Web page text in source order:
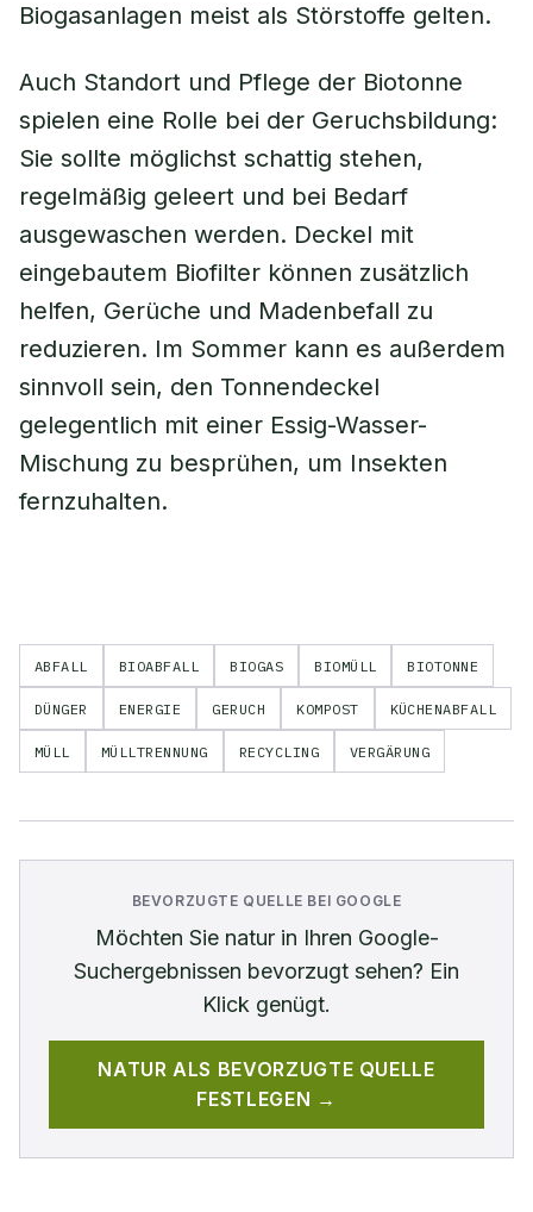
Biogasanlagen meist als Störstoffe gelten.
Auch Standort und Pflege der Biotonne
spielen eine Rolle bei der Geruchsbildung:
Sie sollte möglichst schattig stehen,
regelmäßig geleert und bei Bedarf
ausgewaschen werden. Deckel mit
eingebautem Biofilter können zusätzlich
helfen, Gerüche und Madenbefall zu
reduzieren. Im Sommer kann es außerdem
sinnvoll sein, den Tonnendeckel
gelegentlich mit einer Essig-Wasser-
Mischung zu besprühen, um Insekten
fernzuhalten.
ABFALL BIOABFALL BIOGAS BIOMÜLL BIOTONNE
DÜNGER ENERGIE GERUCH KOMPOST KÜCHENABFALL
MÜLL MÜLLTRENNUNG RECYCLING VERGÄRUNG
BEVORZUGTE QUELLE BEI GOOGLE
Möchten Sie naturin Ihren Google-
Suchergebnissen bevorzugt sehen? Ein
Klick genügt.
NATUR ALS BEVORZUGTE QUELLE
FESTLEGEN →